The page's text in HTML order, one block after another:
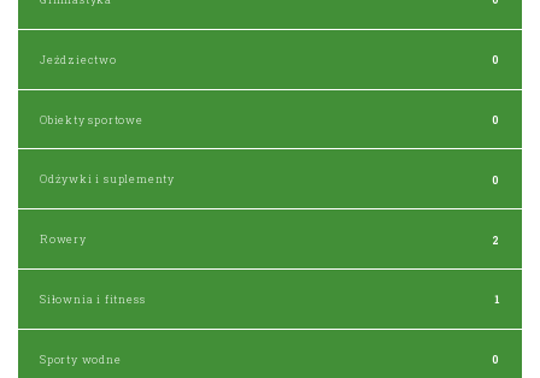
Jeździectwo 0
Obiekty sportowe 0
Odżywki i suplementy 0
Rowery 2
Siłownia i fitness 1
Sporty wodne 0